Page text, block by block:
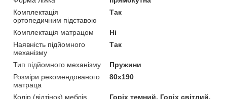
Комплектація
ортопедичним підставою
Так
Комплектація матрацом
Ні
Наявність підйомного
механізму
Так
Тип підйомного механізму
Пружини
Розміри рекомендованого
матраца
80х190
Колір (відтінок) меблів
Горіх темний, Горіх світлий,